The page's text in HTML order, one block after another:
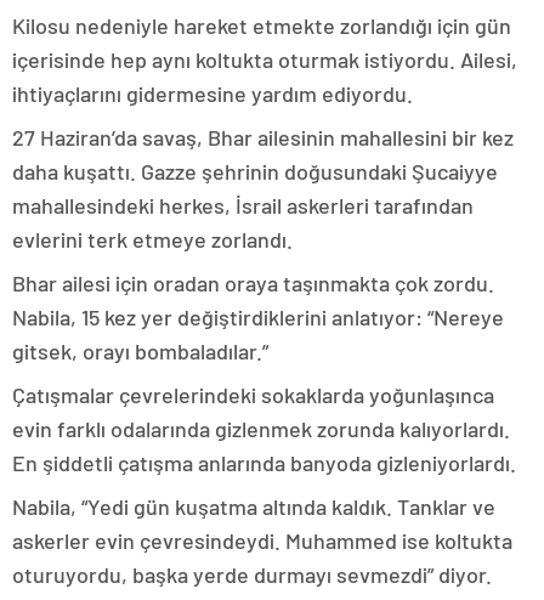
Kilosu nedeniyle hareket etmekte zorlandığı için gün
içerisinde hep aynı koltukta oturmak istiyordu. Ailesi,
ihtiyaçlarını gidermesine yardım ediyordu.
27 Haziran’da savaş, Bhar ailesinin mahallesini bir kez
daha kuşattı. Gazze şehrinin doğusundaki Şucaiyye
mahallesindeki herkes, İsrail askerleri tarafından
evlerini terk etmeye zorlandı.
Bhar ailesi için oradan oraya taşınmakta çok zordu.
Nabila, 15 kez yer değiştirdiklerini anlatıyor: “Nereye
gitsek, orayı bombaladılar.”
Çatışmalar çevrelerindeki sokaklarda yoğunlaşınca
evin farklı odalarında gizlenmek zorunda kalıyorlardı.
En şiddetli çatışma anlarında banyoda gizleniyorlardı.
Nabila, “Yedi gün kuşatma altında kaldık. Tanklar ve
askerler evin çevresindeydi. Muhammed ise koltukta
oturuyordu, başka yerde durmayı sevmezdi” diyor.